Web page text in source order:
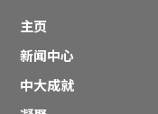
主页
新闻中心
中大成就